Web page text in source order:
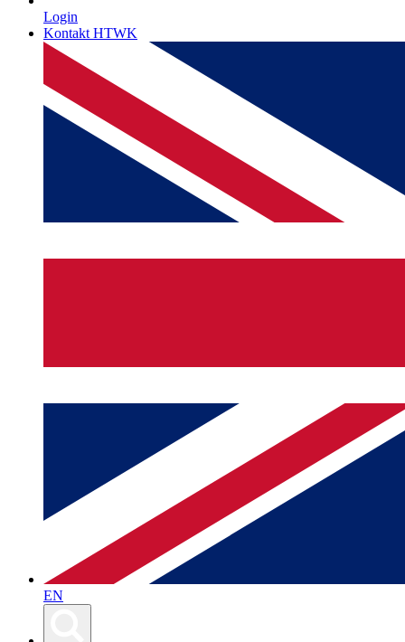
Login
Kontakt HTWK
EN